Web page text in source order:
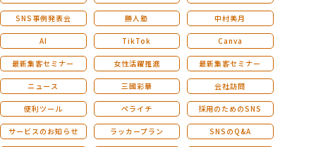
SNS事例発表会 勝人塾 中村美月
AI TikTok Canva
最新集客セミナー 女性活躍推進 最新集客セミナー
ニュース 三國彩華 会社訪問
便利ツール ペライチ 採用のためのSNS
サービスのお知らせ ラッカープラン SNSのQ&A